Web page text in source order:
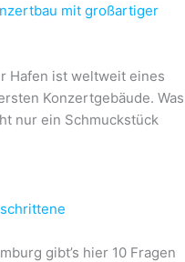
mit großartiger
Hafen ist weltweit eines
Konzertgebäude. Was
nur ein Schmuckstück
gibt’s hier 10 Fragen